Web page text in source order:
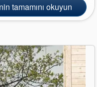
tamamını okuyun